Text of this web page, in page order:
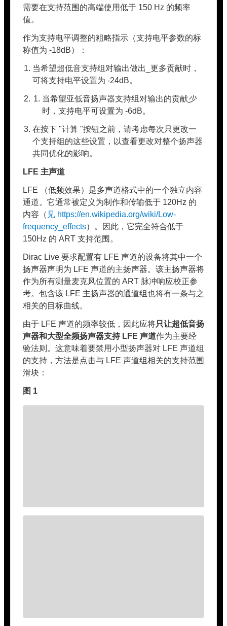
需要在支持范围的高端使用低于 150 Hz 的频率
值。
作为支持电平调整的粗略指示（支持电平参数的标
称值为 -18dB）：
当希望超低音支持组对输出做出_更多贡献时，
可将支持电平设置为 -24dB。
当希望亚低音扬声器支持组对输出的贡献少
时，支持电平可设置为 -6dB。
在按下 "计算 "按钮之前，请考虑每次只更改一
个支持组的这些设置，以查看更改对整个扬声器
共同优化的影响。
LFE 主声道
LFE （低频效果）是多声道格式中的一个独立内容
通道。它通常被定义为制作和传输低于 120Hz 的
内容（ 见 https://en.wikipedia.org/wiki/Low-
frequency_effects）。因此，它完全符合低于
150Hz 的 ART 支持范围。
Dirac Live 要求配置有 LFE 声道的设备将其中一个
扬声器声明为 LFE 声道的主扬声器。该主扬声器将
作为所有测量麦克风位置的 ART 脉冲响应校正参
考。包含该 LFE 主扬声器的通道组也将有一条与之
相关的目标曲线。
由于 LFE 声道的频率较低，因此应将只让超低音扬
声器和大型全频扬声器支持 LFE 声道作为主要经
验法则。这意味着要禁用小型扬声器对 LFE 声道组
的支持，方法是点击与 LFE 声道组相关的支持范围
滑块：
图 1